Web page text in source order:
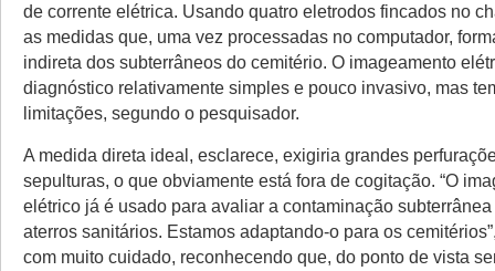
de corrente elétrica. Usando quatro eletrodos fincados no
as medidas que, uma vez processadas no computador,
indireta dos subterrâneos do cemitério. O imageamento
diagnóstico relativamente simples e pouco invasivo, mas
limitações, segundo o pesquisador.
A medida direta ideal, esclarece, exigiria grandes
sepulturas, o que obviamente está fora de cogitação. “O
elétrico já é usado para avaliar a contaminação
aterros sanitários. Estamos adaptando-o para os
com muito cuidado, reconhecendo que, do ponto de vista